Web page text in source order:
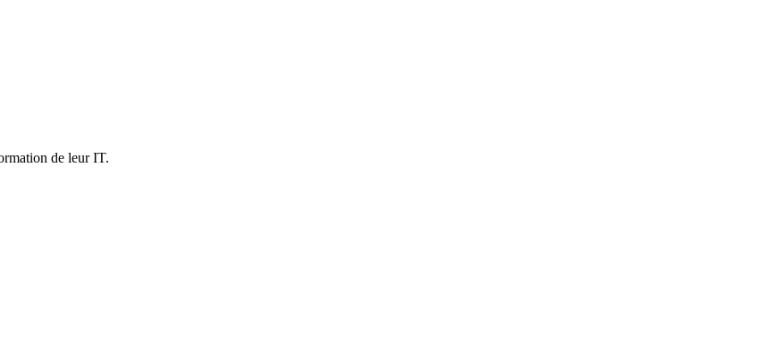
de leur IT.